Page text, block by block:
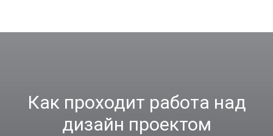
Как проходит работа над
дизайн проектом